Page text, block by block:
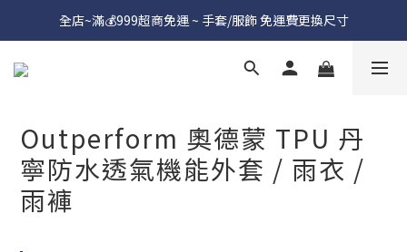
全店~滿💰999超商免運 ~ 手套/服飾 免運費更換尺寸
Outperform 奧德蒙 TPU 丹
寧防水透氣機能外套 / 雨衣 /
雨褲